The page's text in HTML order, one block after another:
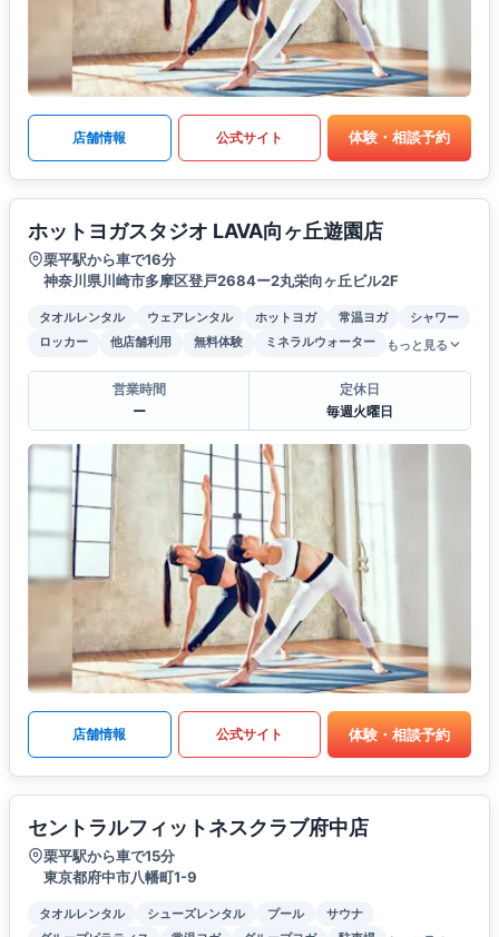
店舗情報 公式サイト 体験・相談予約
ホットヨガスタジオ LAVA向ヶ丘遊園店
栗平駅から車で16分
神奈川県川崎市多摩区登戸2684ー2丸栄向ヶ丘ビル2F
タオルレンタル ウェアレンタル ホットヨガ 常温ヨガ
シャワー
ロッカー
他店舗利用 無料体験 ミネラルウォーター もっと見る
営業時間
ー
定休日
毎週火曜日
店舗情報 公式サイト 体験・相談予約
セントラルフィットネスクラブ府中店
栗平駅から車で15分
東京都府中市八幡町1-9
タオルレンタル シューズレンタル プール
サウナ